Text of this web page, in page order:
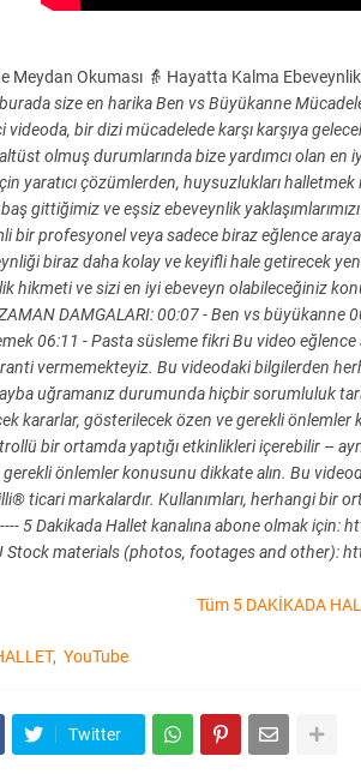
Meydan Okuması 👵 Hayatta Kalma
size en harika Ben vs Büyükanne
bir dizi mücadelede karşı karşıya
olmuş durumlarında bize yardımcı olan en
yaratıcı çözümlerden, huysuzlukları
gittiğimiz ve eşsiz ebeveynlik
bir profesyonel veya sadece biraz eğlence
biraz daha kolay ve keyifli hale getirecek
hikmeti ve sizi en iyi ebeveyn olabileceğiniz
DAMGALARI: 00:07 - Ben vs büyükanne
06:11 - Pasta süsleme fikri Bu video
vermemekteyiz. Bu videodaki bilgilerden
uğramanız durumunda hiçbir sorumluluk
kararlar, gösterilecek özen ve gerekli
bir ortamda yaptığı etkinlikleri içerebilir –
önlemler konusunu dikkate alın. Bu
ticari markalardır. Kullanımları, herhangi bir
5 Dakikada Hallet kanalına abone olmak
materials (photos, footages and other):
Tüm 5 DAKİKADA
YouTube
Twitter